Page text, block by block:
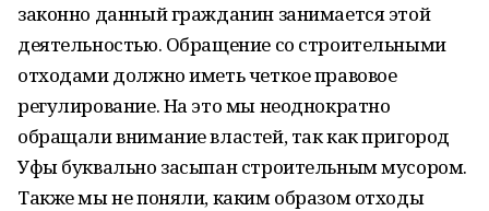
законно данный гражданин занимается этой
деятельностью. Обращение со строительными
отходами должно иметь четкое правовое
регулирование. На это мы неоднократно
обращали внимание властей, так как пригород
Уфы буквально засыпан строительным мусором.
Также мы не поняли, каким образом отходы